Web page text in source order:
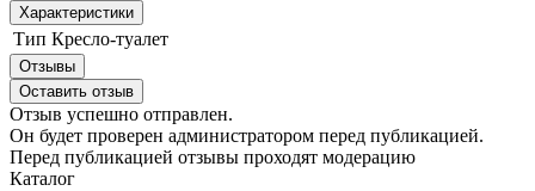
Характеристики
Тип Кресло-туалет
Отзывы
Оставить отзыв
Отзыв успешно отправлен.
Он будет проверен администратором перед публикацией.
Перед публикацией отзывы проходят модерацию
Каталог